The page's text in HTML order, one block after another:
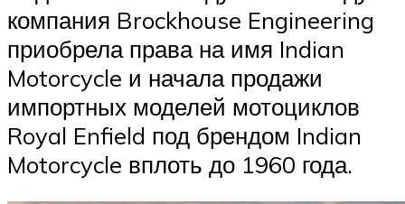
компания Brockhouse Engineering
приобрела права на имя Indian
Motorcycle и начала продажи
импортных моделей мотоциклов
Royal Enfield под брендом Indian
Motorcycle вплоть до 1960 года.